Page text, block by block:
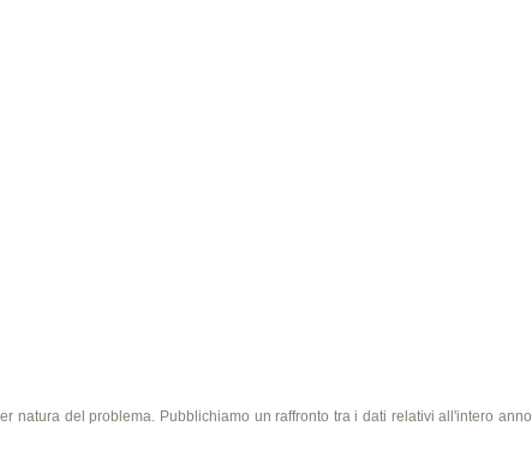
natura del problema. Pubblichiamo un raffronto tra i dati relativi all'intero anno